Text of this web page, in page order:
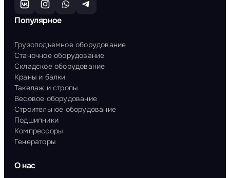
Популярное
Грузоподъемное оборудование
Станочное оборудование
Складское оборудование
Краны и балки
Такелаж и стропы
Весовое оборудование
Строительное оборудование
Подшипники
Компрессоры
Генераторы
О нас